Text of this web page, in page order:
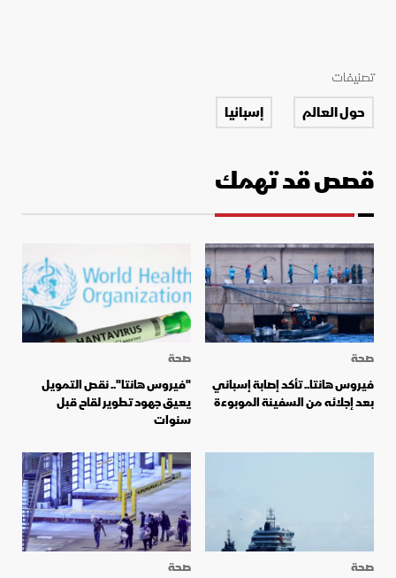
تصنيفات
حول العالم إسبانيا
قصص قد تهمك
صحة
فيروس هانتا.. تأكد إصابة إسباني
بعد إجلائه من السفينة الموبوءة
صحة
"فيروس هانتا".. نقص التمويل
يعيق جهود تطوير لقاح قبل
سنوات
صحة
صحة